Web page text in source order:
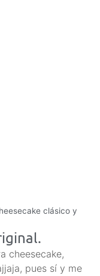
clásico y
cheesecake,
pues sí y me